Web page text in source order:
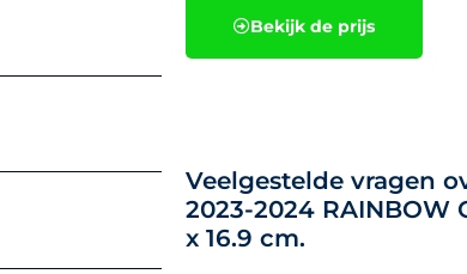
Bekijk de prijs
Veelgestelde vragen
2023-2024 RAINBOW
x 16.9 cm.